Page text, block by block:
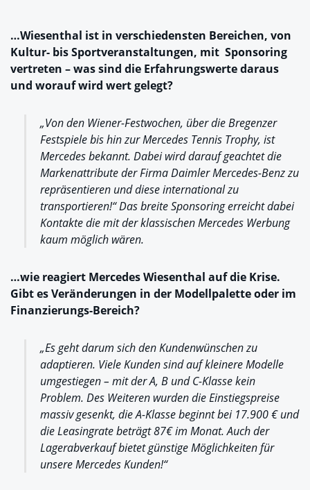
…Wiesenthal ist in verschiedensten Bereichen, von
Kultur- bis Sportveranstaltungen, mit Sponsoring
vertreten – was sind die Erfahrungswerte daraus
und worauf wird wert gelegt?
„Von den Wiener-Festwochen, über die Bregenzer
Festspiele bis hin zur Mercedes Tennis Trophy, ist
Mercedes bekannt. Dabei wird darauf geachtet die
Markenattribute der Firma Daimler Mercedes-Benz zu
repräsentieren und diese international zu
transportieren!“ Das breite Sponsoring erreicht dabei
Kontakte die mit der klassischen Mercedes Werbung
kaum möglich wären.
…wie reagiert Mercedes Wiesenthal auf die Krise.
Gibt es Veränderungen in der Modellpalette oder im
Finanzierungs-Bereich?
„Es geht darum sich den Kundenwünschen zu
adaptieren. Viele Kunden sind auf kleinere Modelle
umgestiegen – mit der A, B und C-Klasse kein
Problem. Des Weiteren wurden die Einstiegspreise
massiv gesenkt, die A-Klasse beginnt bei 17.900 € und
die Leasingrate beträgt 87€ im Monat. Auch der
Lagerabverkauf bietet günstige Möglichkeiten für
unsere Mercedes Kunden!“